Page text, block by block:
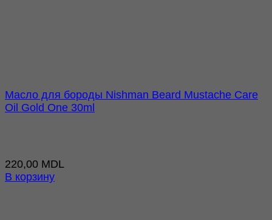
Масло для бороды Nishman Beard Mustache Care
Oil Gold One 30ml
220,00 MDL
В корзину